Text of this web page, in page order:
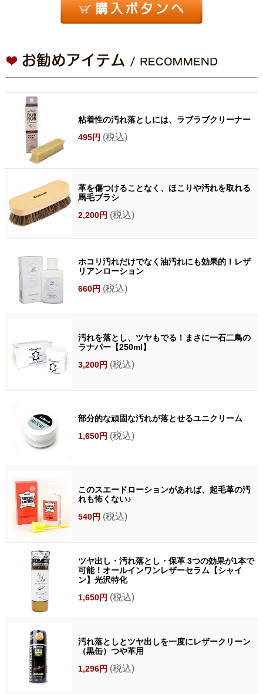
粘着性の汚れ落としには、ラブラブクリーナー
495円 (税込)
革を傷つけることなく、ほこりや汚れを取れる
馬毛ブラシ
2,200円 (税込)
ホコリ汚れだけでなく油汚れにも効果的！レザ
リアンローション
660円 (税込)
汚れを落とし、ツヤもでる！まさに一石二鳥の
ラナパー【250ml】
3,200円 (税込)
部分的な頑固な汚れが落とせるユニクリーム
1,650円 (税込)
このスエードローションがあれば、起毛革の汚
れも怖くない♪
540円 (税込)
ツヤ出し・汚れ落とし・保革 3つの効果が1本で
可能！オールインワンレザーセラム【シャイ
ン】光沢特化
1,650円 (税込)
汚れ落としとツヤ出しを一度にレザークリーン
（黒缶）つや革用
1,296円 (税込)